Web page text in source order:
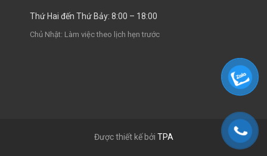
Thứ Hai đến Thứ Bảy: 8:00 – 18:00
Chủ Nhật: Làm việc theo lịch hẹn trước
Được thiết kế bởi TPA